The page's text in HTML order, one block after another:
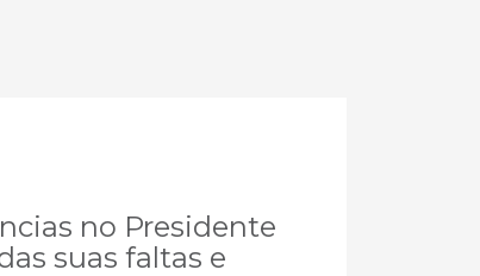
no Presidente
suas faltas e